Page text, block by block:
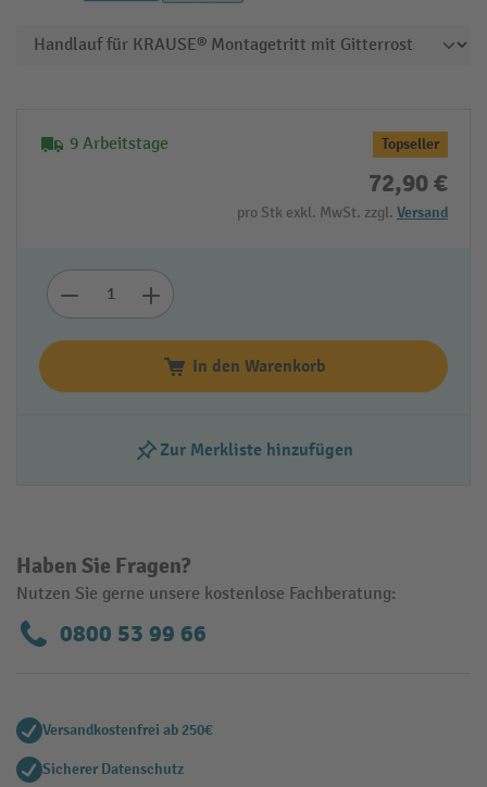
9 Arbeitstage Topseller
72,90 €
pro Stk exkl. MwSt. zzgl. Versand
In den Warenkorb
Zur Merkliste hinzufügen
Haben Sie Fragen?
Nutzen Sie gerne unsere kostenlose Fachberatung:
0800 53 99 66
Versandkostenfrei ab 250€
Sicherer Datenschutz